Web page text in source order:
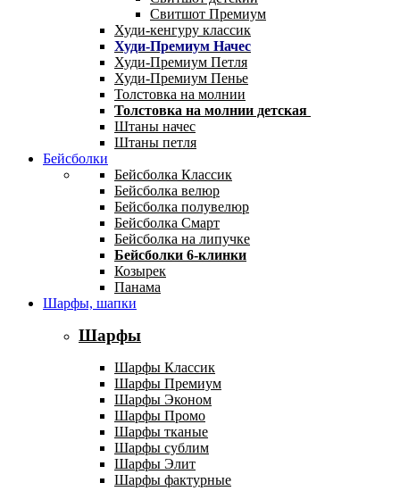
Свитшот Премиум
Худи-кенгуру классик
Худи-Премиум Начес
Худи-Премиум Петля
Худи-Премиум Пенье
Толстовка на молнии
Толстовка на молнии детская
Штаны начес
Штаны петля
Бейсболки
Бейсболка Классик
Бейсболка велюр
Бейсболка полувелюр
Бейсболка Смарт
Бейсболка на липучке
Бейсболки 6-клинки
Козырек
Панама
Шарфы, шапки
Шарфы
Шарфы Классик
Шарфы Премиум
Шарфы Эконом
Шарфы Промо
Шарфы тканые
Шарфы сублим
Шарфы Элит
Шарфы фактурные